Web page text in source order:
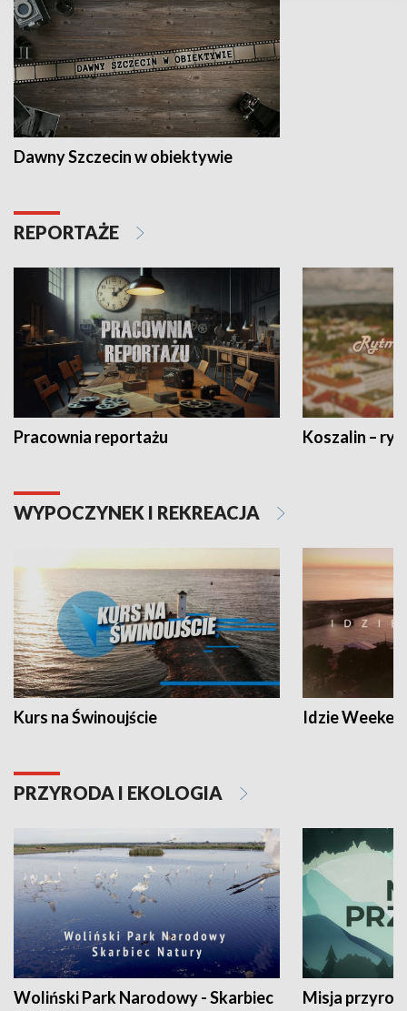
Dawny Szczecin w obiektywie
REPORTAŻE
Pracownia reportażu Koszalin –
WYPOCZYNEK I REKREACJA
Kurs na Świnoujście Idzie
PRZYRODA I EKOLOGIA
Woliński Park Narodowy - Skarbiec
Misja